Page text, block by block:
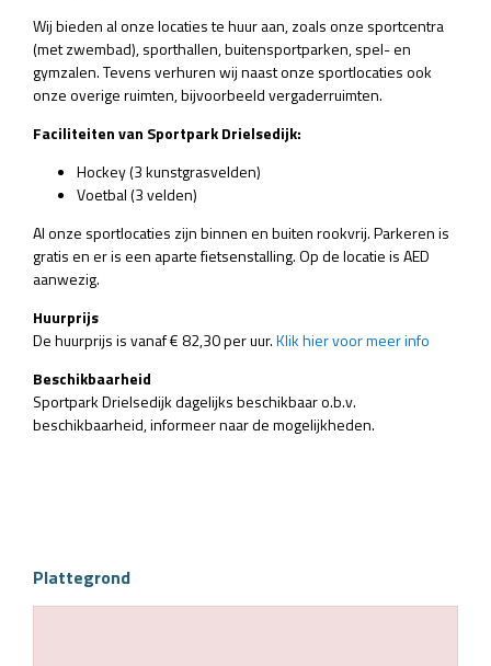
Wij bieden al onze locaties te huur aan, zoals onze sportcentra
(met zwembad), sporthallen, buitensportparken, spel- en
gymzalen. Tevens verhuren wij naast onze sportlocaties ook
onze overige ruimten, bijvoorbeeld vergaderruimten.
Faciliteiten van Sportpark Drielsedijk:
Hockey (3 kunstgrasvelden)
Voetbal (3 velden)
Al onze sportlocaties zijn binnen en buiten rookvrij. Parkeren is
gratis en er is een aparte fietsenstalling. Op de locatie is AED
aanwezig.
Huurprijs
De huurprijs is vanaf € 82,30 per uur.Klik hier voor meer info
Beschikbaarheid
Sportpark Drielsedijk dagelijks beschikbaar o.b.v.
beschikbaarheid, informeer naar de mogelijkheden.
Plattegrond